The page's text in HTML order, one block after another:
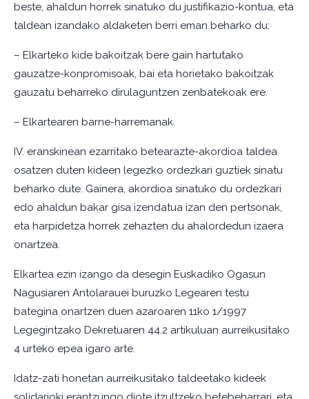
beste, ahaldun horrek sinatuko du justifikazio-kontua, eta
taldean izandako aldaketen berri eman beharko du;
– Elkarteko kide bakoitzak bere gain hartutako
gauzatze-konpromisoak, bai eta horietako bakoitzak
gauzatu beharreko dirulaguntzen zenbatekoak ere.
– Elkartearen barne-harremanak.
IV. eranskinean ezarritako betearazte-akordioa taldea
osatzen duten kideen legezko ordezkari guztiek sinatu
beharko dute. Gainera, akordioa sinatuko du ordezkari
edo ahaldun bakar gisa izendatua izan den pertsonak,
eta harpidetza horrek zehazten du ahalordedun izaera
onartzea.
Elkartea ezin izango da desegin Euskadiko Ogasun
Nagusiaren Antolarauei buruzko Legearen testu
bategina onartzen duen azaroaren 11ko 1/1997
Legegintzako Dekretuaren 44.2 artikuluan aurreikusitako
4 urteko epea igaro arte.
Idatz-zati honetan aurreikusitako taldeetako kideek